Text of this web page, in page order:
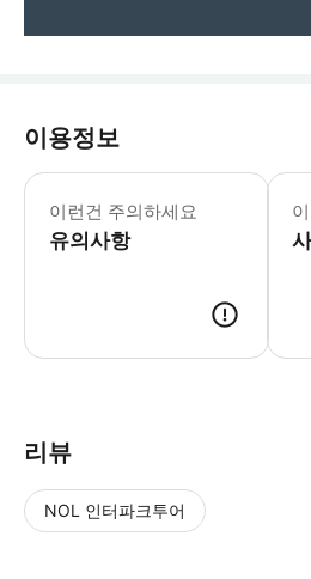
이용정보
이런건 주의하세요
유의사항
* 아
리뷰
NOL 인터파크투어